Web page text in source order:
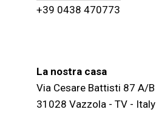
+39 0438 470773
La nostra casa
Via Cesare Battisti 87 A/B
31028 Vazzola - TV - Italy